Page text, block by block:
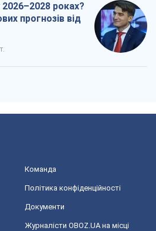
2026–2028 роках?
прогнозів від
Команда
Політика конфіденційності
Документи
Журналісти OBOZ.UA на місці